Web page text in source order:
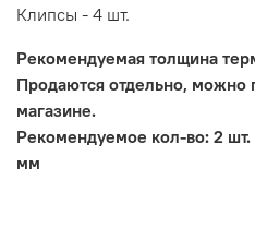
Клипсы - 4 шт.
Рекомендуемая толщина
Продаются отдельно, можно
магазине.
Рекомендуемое кол-во: 2
мм